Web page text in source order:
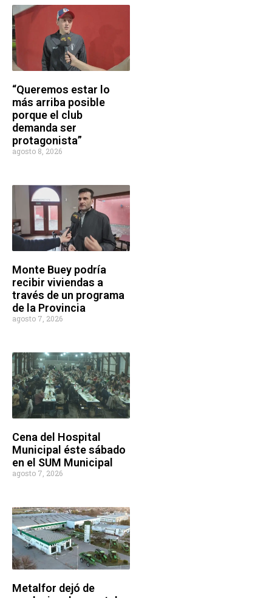
“Queremos estar lo
más arriba posible
porque el club
demanda ser
protagonista”
agosto 8, 2026
Monte Buey podría
recibir viviendas a
través de un programa
de la Provincia
agosto 7, 2026
Cena del Hospital
Municipal éste sábado
en el SUM Municipal
agosto 7, 2026
Metalfor dejó de